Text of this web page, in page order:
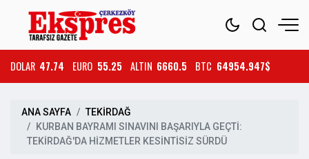
DOLAR 47.74 EURO 55.25 ALTIN 6660.5 BTC 64954.947$
ANA SAYFA
TEKİRDAĞ
KURBAN BAYRAMI SINAVINI BAŞARIYLA GEÇTİ:
TEKİRDAĞ'DA HİZMETLER KESİNTİSİZ SÜRDÜ